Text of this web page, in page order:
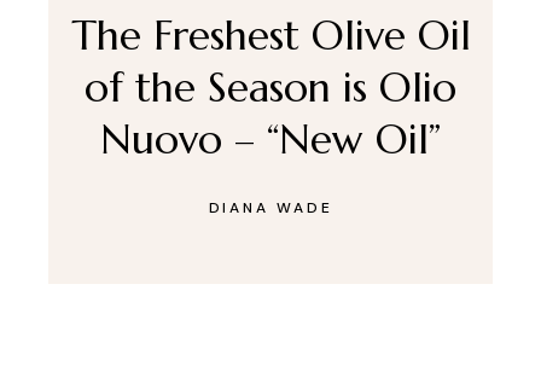
The Freshest Olive Oil
of the Season is Olio
Nuovo – “New Oil”
DIANA WADE